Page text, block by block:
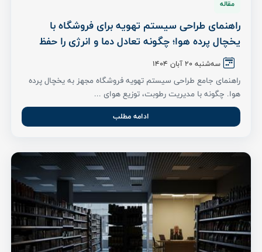
مقاله
راهنمای طراحی سیستم تهویه برای فروشگاه با
یخچال پرده هوا؛ چگونه تعادل دما و انرژی را حفظ
کنیم؟سه‌شنبه ۲۰ آبان ۱۴۰۴
راهنمای جامع طراحی سیستم تهویه فروشگاه مجهز به یخچال پرده
هوا. چگونه با مدیریت رطوبت، توزیع هوای ...
ادامه مطلب